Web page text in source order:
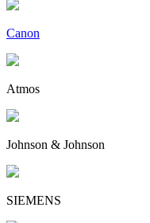
Canon
Atmos
Johnson & Johnson
SIEMENS